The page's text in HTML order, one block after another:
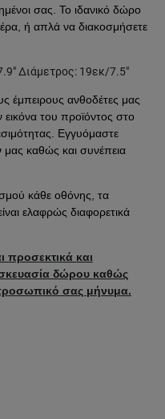
σας. Το ιδανικό δώρο
ή απλά να διακοσμήσετε
Διάμετρος: 19εκ/7.5"
έμπειρους ανθοδέτες μας
εικόνα του προϊόντος στο
Εγγυόμαστε
μας καθώς και συνέπεια
κάθε οθόνης, τα
ελαφρώς διαφορετικά
προσεκτικά και
δώρου καθώς
προσωπικό σας μήνυμα.